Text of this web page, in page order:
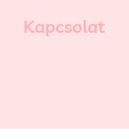
Kapcsolat